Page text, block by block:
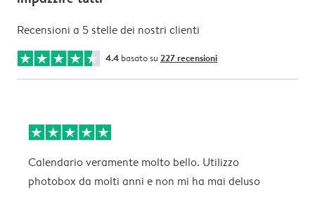
Recensioni a 5 stelle dei nostri clienti
4.4 basato su 227 recensioni
Calendario veramente molto bello. Utilizzo
photobox da molti anni e non mi ha mai deluso